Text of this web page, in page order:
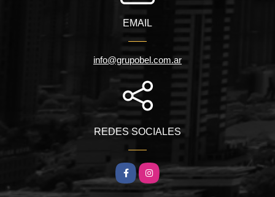
EMAIL
info@grupobel.com.ar
REDES SOCIALES
FacebookInstagram